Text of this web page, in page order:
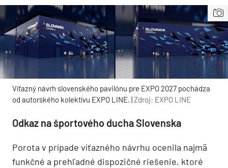
Víťazný návrh slovenského pavilónu pre EXPO 2027 pochádza
od autorského kolektívu EXPO LINE. | Zdroj: EXPO LINE
Odkaz na športového ducha Slovenska
Porota v prípade víťazného návrhu ocenila najmä
funkčné a prehľadné dispozičné riešenie, ktoré